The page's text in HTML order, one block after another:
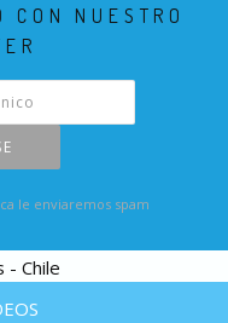
CON NUESTRO
le enviaremos spam